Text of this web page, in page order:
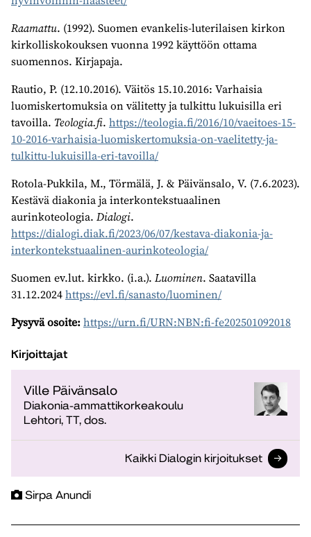
Raamattu. (1992). Suomen evankelis-luterilaisen kirkon
kirkolliskokouksen vuonna 1992 käyttöön ottama
suomennos. Kirjapaja.
Rautio, P. (12.10.2016). Väitös 15.10.2016: Varhaisia
luomiskertomuksia on välitetty ja tulkittu lukuisilla eri
tavoilla. Teologia.fi. https://teologia.fi/2016/10/vaeitoes-15-
10-2016-varhaisia-luomiskertomuksia-on-vaelitetty-ja-
tulkittu-lukuisilla-eri-tavoilla/
Rotola-Pukkila, M., Törmälä, J. & Päivänsalo, V. (7.6.2023).
Kestävä diakonia ja interkontekstuaalinen
aurinkoteologia. Dialogi.
https://dialogi.diak.fi/2023/06/07/kestava-diakonia-ja-
interkontekstuaalinen-aurinkoteologia/
Suomen ev.lut. kirkko. (i.a.). Luominen. Saatavilla
31.12.2024https://evl.fi/sanasto/luominen/
Pysyvä osoite:https://urn.fi/URN:NBN:fi-fe202501092018
Kirjoittajat
Ville Päivänsalo
Diakonia-ammattikorkeakoulu
Lehtori, TT, dos.
Kaikki Dialogin kirjoitukset
Sirpa Anundi